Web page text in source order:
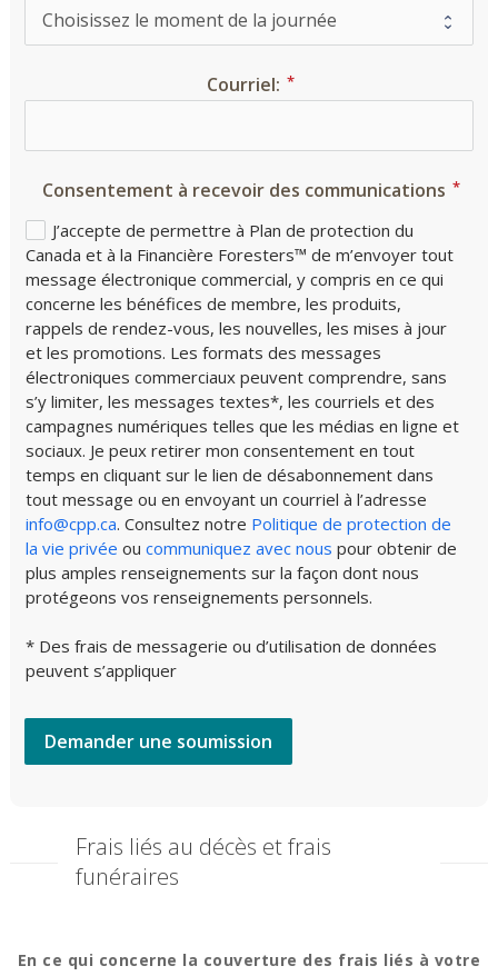
Courriel:
Consentement à recevoir des communications
J’accepte de permettre à Plan de protection du
Canada et à la Financière Foresters™ de m’envoyer tout
message électronique commercial, y compris en ce qui
concerne les bénéfices de membre, les produits,
rappels de rendez-vous, les nouvelles, les mises à jour
et les promotions. Les formats des messages
électroniques commerciaux peuvent comprendre, sans
s’y limiter, les messages textes*, les courriels et des
campagnes numériques telles que les médias en ligne et
sociaux. Je peux retirer mon consentement en tout
temps en cliquant sur le lien de désabonnement dans
tout message ou en envoyant un courriel à l’adresse
info@cpp.ca. Consultez notre Politique de protection de
la vie privée oucommuniquez avec nous pour obtenir de
plus amples renseignements sur la façon dont nous
protégeons vos renseignements personnels.
* Des frais de messagerie ou d’utilisation de données
peuvent s’appliquer
Demander une soumission
Frais liés au décès et frais
funéraires
En ce qui concerne la couverture des frais liés à votre